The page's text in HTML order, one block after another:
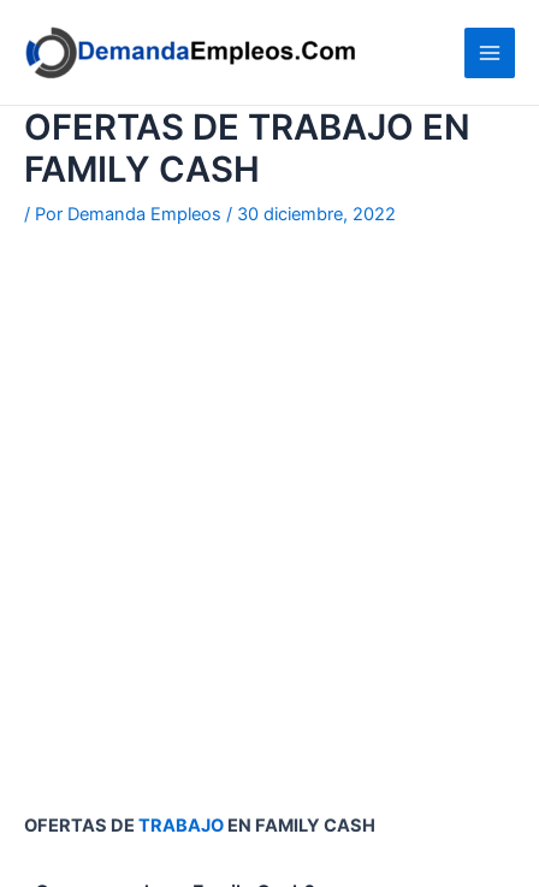
contenido
OFERTAS DE TRABAJO EN
FAMILY CASH
/ Por Demanda Empleos / 30 diciembre, 2022
OFERTAS DE TRABAJO EN FAMILY CASH